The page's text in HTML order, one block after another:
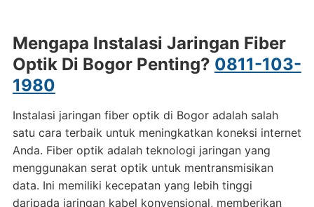
Mengapa Instalasi Jaringan Fiber
Optik Di Bogor Penting? 0811-103-
1980
Instalasi jaringan fiber optik di Bogor adalah salah
satu cara terbaik untuk meningkatkan koneksi internet
Anda. Fiber optik adalah teknologi jaringan yang
menggunakan serat optik untuk mentransmisikan
data. Ini memiliki kecepatan yang lebih tinggi
daripada jaringan kabel konvensional, memberikan